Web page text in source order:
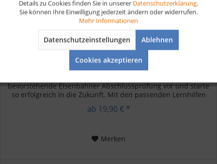
Eisenbahner im Betriebsdienst Lernkarten digital
Digitale Lernkarten Eisenbahner im Betriebsdienst -
bevorstehende Eisenbahner Abschlussprüfung vor und starte
so erfolgreich in die Zukunft. Mit den passenden Lernhilfen
ab 19,90 € *
Merken
Details zu Cookies finden Sie in unserer Datenschutzerklärung.
Sie können Ihre Einwilligung jederzeit ändern oder widerrufen.
Mehr Informationen
Datenschutzeinstellungen Ablehnen
Cookies akzeptieren